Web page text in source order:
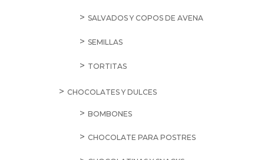
SALVADOS Y COPOS DE AVENA
SEMILLAS
TORTITAS
CHOCOLATES Y DULCES
BOMBONES
CHOCOLATE PARA POSTRES